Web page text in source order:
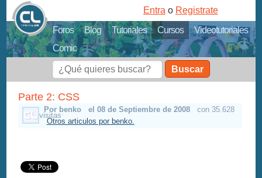
Foros Blog Tutoriales Cursos
Videotutoriales
Comic
Entra o Registrate
Buscar
Parte 2: CSS
Por benko el 08 de Septiembre de 2008 con 35.628
visitas
Otros articulos por benko.